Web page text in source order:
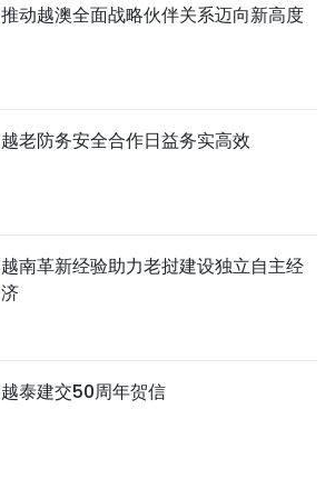
推动越澳全面战略伙伴关系迈向新高度
越老防务安全合作日益务实高效
越南革新经验助力老挝建设独立自主经
济
越泰建交50周年贺信